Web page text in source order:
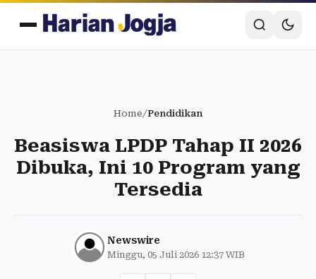
Home/Pendidikan
Beasiswa LPDP Tahap II 2026
Dibuka, Ini 10 Program yang
Tersedia
Newswire
Minggu, 05 Juli 2026 12:37 WIB